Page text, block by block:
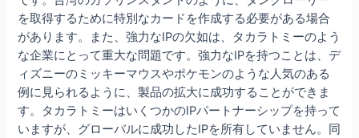
を取得するために特別なカードを作成する必要がある場合
があります。また、強力なIPの欠如は、タカラトミーのよう
な企業にとって重大な問題です。強力なIPを持つことは、デ
ィズニーのミッキーマウスやポケモンのような人気のある
例に見られるように、製品の拡大に成功することができま
す。タカラトミーはいくつかのIPパートナーシップを持って
いますが、グローバルに成功したIPを所有していません。同